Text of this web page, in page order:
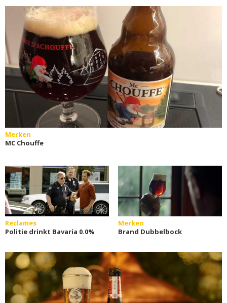
Merken
MC Chouffe
Reclames
Politie drinkt Bavaria 0.0%
Merken
Brand Dubbelbock